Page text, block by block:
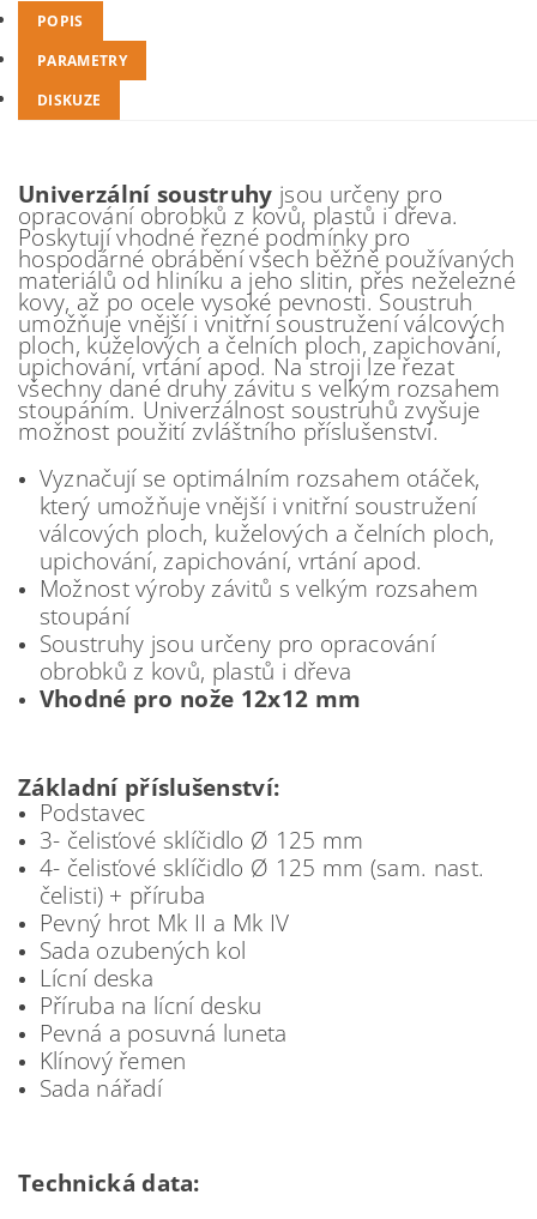
POPIS
PARAMETRY
DISKUZE
Univerzální soustruhy jsou určeny pro
opracování obrobků z kovů, plastů i dřeva.
Poskytují vhodné řezné podmínky pro
hospodárné obrábění všech běžně používaných
materiálů od hliníku a jeho slitin, přes neželezné
kovy, až po ocele vysoké pevnosti. Soustruh
umožňuje vnější i vnitřní soustružení válcových
ploch, kuželových a čelních ploch, zapichování,
upichování, vrtání apod. Na stroji lze řezat
všechny dané druhy závitu s velkým rozsahem
stoupáním. Univerzálnost soustruhů zvyšuje
možnost použití zvláštního příslušenství.
Vyznačují se optimálním rozsahem otáček,
který umožňuje vnější i vnitřní soustružení
válcových ploch, kuželových a čelních ploch,
upichování, zapichování, vrtání apod.
Možnost výroby závitů s velkým rozsahem
stoupání
Soustruhy jsou určeny pro opracování
obrobků z kovů, plastů i dřeva
Vhodné pro nože 12x12 mm
Základní příslušenství:
Podstavec
3- čelisťové sklíčidlo Ø 125 mm
4- čelisťové sklíčidlo Ø 125 mm (sam. nast.
čelisti) + příruba
Pevný hrot Mk II a Mk IV
Sada ozubených kol
Lícní deska
Příruba na lícní desku
Pevná a posuvná luneta
Klínový řemen
Sada nářadí
Technická data: